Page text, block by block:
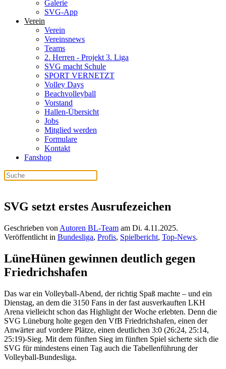
Galerie
SVG-App
Verein
Verein
Vereinsnews
Teams
2. Herren - Projekt 3. Liga
SVG macht Schule
SPORT VERNETZT
Volley Days
Beachvolleyball
Vorstand
Hallen-Übersicht
Jobs
Mitglied werden
Formulare
Kontakt
Fanshop
SVG setzt erstes Ausrufezeichen
Geschrieben von Autoren BL-Team am Di. 4.11.2025.
Veröffentlicht in Bundesliga, Profis, Spielbericht, Top-News.
LüneHünen gewinnen deutlich gegen
Friedrichshafen
Das war ein Volleyball-Abend, der richtig Spaß machte – und ein
Dienstag, an dem die 3150 Fans in der fast ausverkauften LKH
Arena vielleicht schon das Highlight der Woche erlebten. Denn die
SVG Lüneburg holte gegen den VfB Friedrichshafen, einen der
Anwärter auf vordere Plätze, einen deutlichen 3:0 (26:24, 25:14,
25:19)-Sieg. Mit dem fünften Sieg im fünften Spiel sicherte sich die
SVG für mindestens einen Tag auch die Tabellenführung der
Volleyball-Bundesliga.